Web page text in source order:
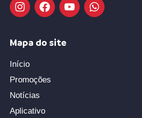
Mapa do site
Início
Promoções
Notícias
Aplicativo